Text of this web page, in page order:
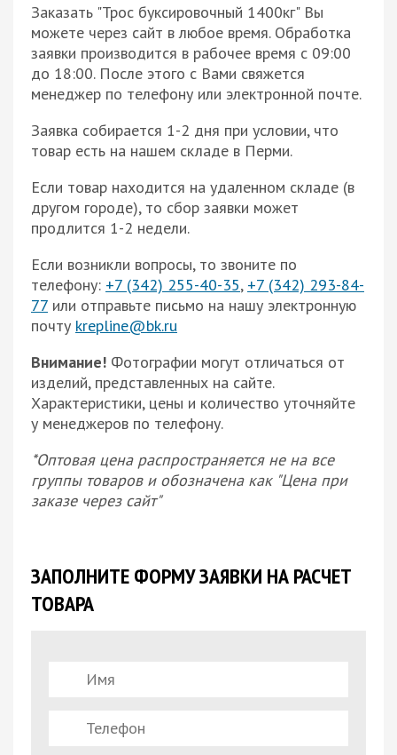
Заказать "Трос буксировочный 1400кг" Вы
можете через сайт в любое время. Обработка
заявки производится в рабочее время с 09:00
до 18:00. После этого с Вами свяжется
менеджер по телефону или электронной почте.
Заявка собирается 1-2 дня при условии, что
товар есть на нашем складе в Перми.
Если товар находится на удаленном складе (в
другом городе), то сбор заявки может
продлится 1-2 недели.
Если возникли вопросы, то звоните по
телефону: +7 (342) 255-40-35, +7 (342) 293-84-
77 или отправьте письмо на нашу электронную
почту krepline@bk.ru
Внимание! Фотографии могут отличаться от
изделий, представленных на сайте.
Характеристики, цены и количество уточняйте
у менеджеров по телефону.
*Оптовая цена распространяется не на все
группы товаров и обозначена как "Цена при
заказе через сайт"
ЗАПОЛНИТЕ ФОРМУ ЗАЯВКИ НА РАСЧЕТ
ТОВАРА